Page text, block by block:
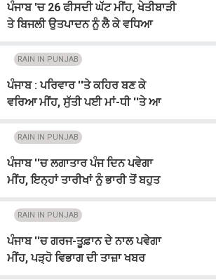
ਪੰਜਾਬ 'ਚ 26 ਫੀਸਦੀ ਘੱਟ ਮੀਂਹ, ਖੇਤੀਬਾੜੀ
ਤੇ ਬਿਜਲੀ ਉਤਪਾਦਨ ਨੂੰ ਲੈ ਕੇ ਵਧਿਆ
RAIN IN PUNJAB
ਪੰਜਾਬ : ਪਰਿਵਾਰ ''ਤੇ ਕਹਿਰ ਬਣ ਕੇ
ਵਰਿਆ ਮੀਂਹ, ਸੁੱਤੀ ਪਈ ਮਾਂ-ਧੀ ''ਤੇ ਆ
RAIN IN PUNJAB
ਪੰਜਾਬ ''ਚ ਲਗਾਤਾਰ ਪੰਜ ਦਿਨ ਪਵੇਗਾ
ਮੀਂਹ, ਇਨ੍ਹਾਂ ਤਾਰੀਖਾਂ ਨੂੰ ਭਾਰੀ ਤੋਂ ਬਹੁਤ
RAIN IN PUNJAB
ਪੰਜਾਬ ''ਚ ਗਰਜ-ਤੂਫ਼ਾਨ ਦੇ ਨਾਲ ਪਵੇਗਾ
ਮੀਂਹ, ਪੜ੍ਹੋ ਵਿਭਾਗ ਦੀ ਤਾਜ਼ਾ ਖਬਰ